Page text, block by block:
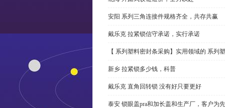
安阳 系列三角连接件规格齐全，共存共赢
戴乐克 拉紧锁信守承诺，实行承诺
【 系列塑料密封条采购】实用领域的 系列
新乡 拉紧锁多少钱，科普
戴乐克 直角回转锁 没有好只要更好
泰安 锁眼盖pra和加长盖和生产厂，客户为先